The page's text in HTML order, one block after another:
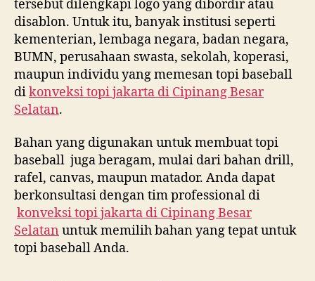
tersebut dilengkapi logo yang dibordir atau
disablon. Untuk itu, banyak institusi seperti
kementerian, lembaga negara, badan negara,
BUMN, perusahaan swasta, sekolah, koperasi,
maupun individu yang memesan topi baseball
dikonveksi topi jakarta di Cipinang Besar
Selatan.
Bahan yang digunakan untuk membuat topi
baseball juga beragam, mulai dari bahan drill,
rafel, canvas, maupun matador. Anda dapat
berkonsultasi dengan tim professional di
konveksi topi jakarta di Cipinang Besar
Selatan untuk memilih bahan yang tepat untuk
topi baseball Anda.